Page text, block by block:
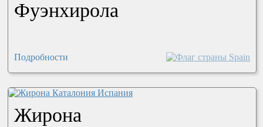
Фуэнхирола
Подробности
Жирона